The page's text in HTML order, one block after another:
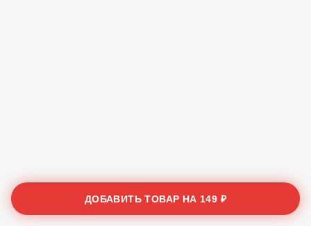
ДОБАВИТЬ ТОВАР НА 149 ₽